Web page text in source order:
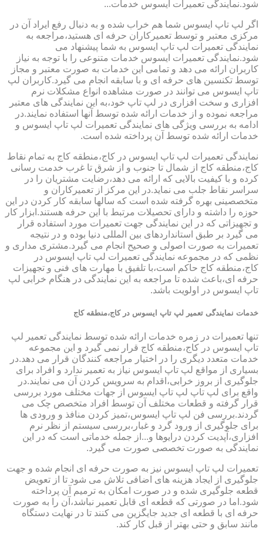
شود.نمایندگی تعمیرات ایسوس خدمات...
اگر لپ تاپ ایسوس شما هم خراب شده و به دنبال رفع ایراد آن در
مرکزی معتبر و توسط تعمیرکاران حرفه ای هستید،مراجعه به
نمایندگی تعمیرات لپ تاپ ایسوس به شما پیشنهاد می
شود.نمایندگی تعمیرات ایسوس خدمات متنوعی را با توجه به نیاز
کاربران ارائه می دهد و تمامی این خدمات به صورت معتبر و مجاز
توسط تکنسین های حرفه ای و با سابقه انجام می گیرد.کاربران لپ
تاپ ایسوس می توانند در صورت مشاهده انواع مشکلات نرم
افزاری و سخت افزاری در لپ تاپ خود،به این نمایندگی های معتبر
مراجعه نموده و از خدمات ارائه شده توسط آنها استفاده نمایند.در
ادامه به بررسی ویژگی های نمایندگی تعمیرات لپ تاپ ایسوس و
خدمات ارائه شده توسط آن پرداخته شده است.
نمایندگی تعمیرات لپ تاپ ایسوس در کاج،منطقه کاج به تمام نقاط
کاج،منطقه کاج از شمال تا جنوب و از شرق تا غرب خدمت رسانی
کرده و با کیفیت بالایی که ارائه می دهد،رضایت مشتریان را در
سراسر نقاط جلب می نماید.در این مرکز از تعمیرکاران و
متخصصینی بهره گرفته شده است که سالها سابقه کار کردن در این
حوزه را داشته و دارای تحصیلات مرتبط با این حرفه هستند.ابزار کار
و تجهیزاتی که در این نمایندگی جهت تعمیرات مورد استفاده قرار
می گیرد بر طبق استانداردهای بین المللی دنیا بوده و در نتیجه
تعمیرات به صورت اصولی و صحیح انجام می گیرد.مشتری مداری و
نظمی که در مجموعه نمایندگی تعمیرات لپ تاپ ایسوس در
کاج،منطقه کاج حاکم است،با تلفیق با مهارت های فنی و تجهیزات
حرفه ای،باعث شده تا مراجعه به این نمایندگی در هنگام خرابی لپ
تاپ ایسوس در اولویت باشد.
خدمات نمایندگی تعمیر لپ تاپ ایسوس در کاج،منطقه کاج
تنها تعمیرات در زمره خدمات ارائه شده توسط نمایندگی تعمیر لپ
تاپ ایسوس در کاج،منطقه کاج قرار نمی گیرد و این مجموعه
خدمات متعدد دیگری را در اختیار مراجعه کنندگان قرار می دهد.در
بسیاری از مواقع لپ تاپ ایسوس نیاز به تعمیر ندارد و افراد برای
جلوگیری از بروز خرابی،اقدام به سرویس کردن آن می نمایند.در
واقع برای لپ تاپ لپ تاپ ایسوس از جهات مختلف مورد بررسی
قرار گرفته و قطعات مختلف آن توسط افراد متخصص چک می
گردند.بررسی فن لپ تاپ ایسوس،تمیز کردن منافذ و ورودی ها
برای جلوگیری از ورود گرد و غبار،بررسی سیستم از نظر نرم
افزاری،آپدیت کردن درایوها و...از جمله خدماتی است که در این
نمایندگی به صورت تخصصی صورت می گیرد.
تعمیرات لپ تاپ ایسوس نیز به صورت حرفه ای انجام شده و جهت
جلوگیری از ایجاد هزینه های اضافی تلاش می شود تا از تعویض
قطعه جلوگیری شده و در صورت امکان به ترمیم آن پرداخته
شود.اما در صورتی که قطعه ای قابل تعمیر نباشد،آن را به صورت
حرفه ای با قطعه ای جدید جایگزین می کنند تا در نهایت دستگاه
مانند سابق و حتی بهتر از قبل کار کند.